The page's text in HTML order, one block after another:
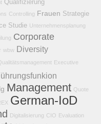
Qualifizierung
Controlling Frauen Strategie
Studie
Unternehmensplanung
Corporate
wbw Diversity
Executive
Management Quote
German-IoD
Digitalisierung CIO Evaluation